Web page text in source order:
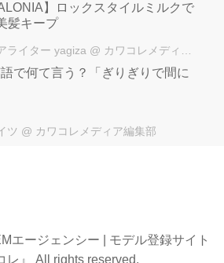
】ロックスタイルミルクで
髪キープ
ライター yagiza @ カワコレメディア編集部
で何て言う？「ぎりぎりで間に
ツ @ カワコレメディア編集部
エージェンシー | モデル登録サイト
レ』 All rights reserved.